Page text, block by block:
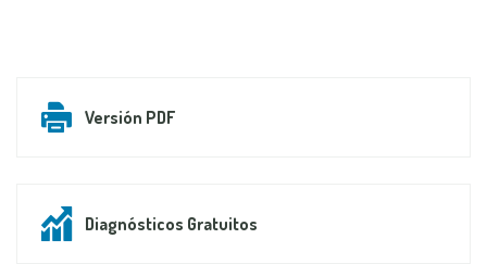
Versión PDF
Diagnósticos Gratuitos